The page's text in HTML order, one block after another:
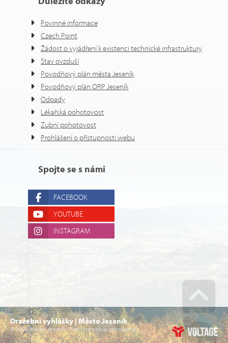
Povinné informace
Czech Point
Žádost o vyjádření k existenci technické infrastruktury
Stav ovzduší
Povodňový plán města Jeseník
Povodňový plán ORP Jeseník
Odpady
Lékařská pohotovost
Zubní pohotovost
Prohlášení o přístupnosti webu
Spojte se s námi
FACEBOOK
YOUTUBE
INSTAGRAM
Dražební vyhlášky | Město Jeseník
© 2026 Město Jeseník. Všechna práva vyhrazena. Go